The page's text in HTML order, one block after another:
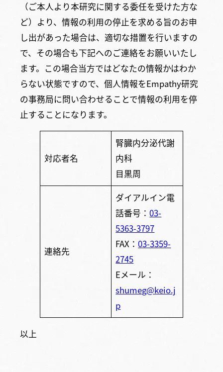
（ご本人より本研究に関する委任を受けた方な
ど）より、情報の利用の停止を求める旨のお申
し出があった場合は、適切な措置を行いますの
で、その場合も下記へのご連絡をお願いいたし
ます。この場合当方ではどなたの情報かはわか
らない状態ですので、個人情報をEmpathy研究
の事務局に問い合わせることで情報の利用を停
止することになります。
対応者名
腎臓内分泌代謝
内科
目黒周
連絡先
ダイアルイン電
話番号：03-
5363-3797
FAX：03-3359-
2745
Eメール：
shumeg@keio.j
p
以上